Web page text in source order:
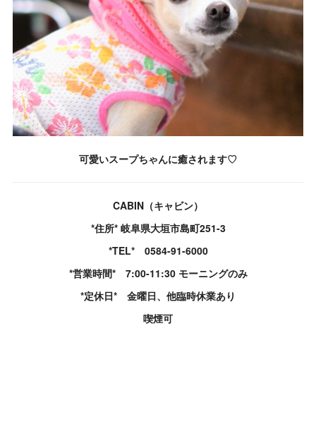
可愛いスープちゃんに癒されます♡
CABIN（キャビン）
*住所* 岐阜県大垣市島町251-3
*TEL* 0584-91-6000
*営業時間* 7:00-11:30 モーニングのみ
*定休日* 金曜日、他臨時休業あり
喫煙可